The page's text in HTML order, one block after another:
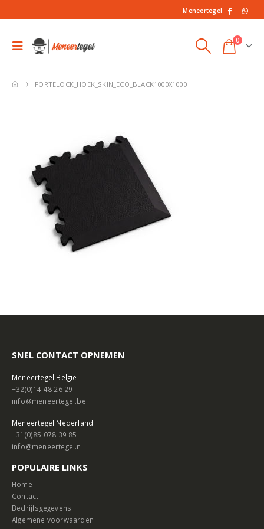
Meneertegel
0
FORTELOCK_HOEK_SKIN_ECO_BLACK1000X1000
SNEL CONTACT OPNEMEN
Meneertegel België
+32(0)14 48 26 29
info@meneertegel.be
Meneertegel Nederland
+31(0)85 078 39 85
info@meneertegel.nl
POPULAIRE LINKS
Home
Contact
Bedrijfsgegevens
Algemene voorwaarden